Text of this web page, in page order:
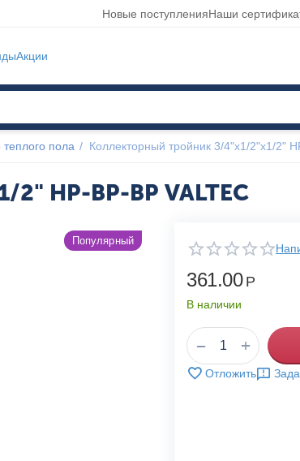
Новые поступленияНаши
Акции
пола / Коллекторный тройник 3/4"х1/2"х1/2"
2" НР-ВР-ВР VALTEC
Популярный
361.00 Р
В наличии
+
−
Отложить